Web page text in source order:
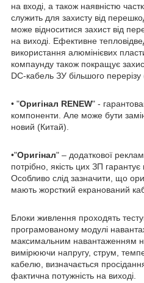
на вході, а також наявністю
служить для захисту від
може відноситися захист від
на виході. Ефективне
використання алюмінієвих
компаунду також покращує
DC-кабель ЗУ більшого перерізу
• "Оригінал RENEW" -
компоненти. Але може бути
новий (Китай).
•"Оригінал" – додаткової
потрібно, якість цих ЗП
Особливо слід зазначити, що
мають жорсткий екранований
Блоки живлення проходять
програмованому модулі
максимальним навантаженням
вимірюючи напругу, струм,
кабелю, визначається
фактична потужність на виході.